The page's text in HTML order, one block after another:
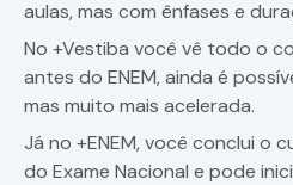
aulas, mas com ênfases e
No +Vestiba você vê todo o
antes do ENEM, ainda é
mas muito mais acelerada.
Já no +ENEM, você conclui o
do Exame Nacional e pode